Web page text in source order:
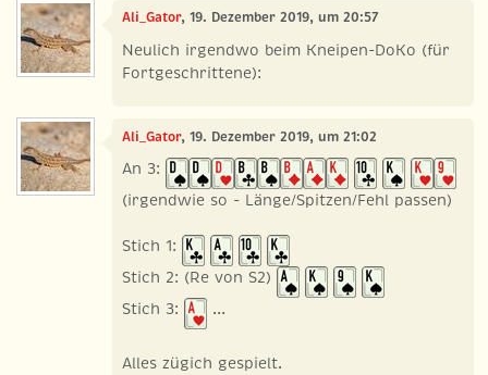
Ali_Gator, 19. Dezember 2019, um 20:57
Neulich irgendwo beim Kneipen-DoKo (für
Fortgeschrittene):
Ali_Gator, 19. Dezember 2019, um 21:02
An 3:
(irgendwie so - Länge/Spitzen/Fehl passen)
Stich 1:
Stich 2: (Re von S2)
Stich 3:
...
Alles zügich gespielt.